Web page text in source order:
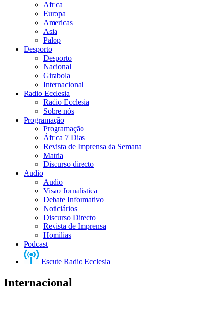
Africa
Europa
Americas
Asia
Palop
Desporto
Desporto
Nacional
Girabola
Internacional
Radio Ecclesia
Radio Ecclesia
Sobre nós
Programação
Programação
África 7 Dias
Revista de Imprensa da Semana
Matria
Discurso directo
Audio
Audio
Visao Jornalistica
Debate Informativo
Noticiários
Discurso Directo
Revista de Imprensa
Homilias
Podcast
Escute Radio Ecclesia
Internacional